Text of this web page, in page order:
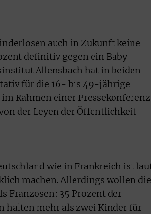
auch in Zukunft keine
definitiv gegen ein Baby
Allensbach hat in beiden
für die 16- bis 49-jährige
Rahmen einer
der Leyen der Öffentlichkeit
wie in Frankreich ist
machen. Allerdings wollen die
Franzosen: 35 Prozent der
halten mehr als zwei Kinder für